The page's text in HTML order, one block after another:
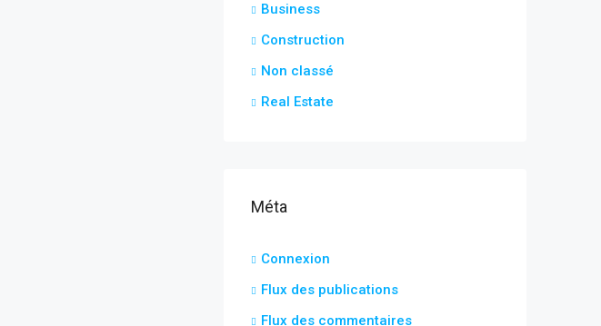
Business
Construction
Non classé
Real Estate
Méta
Connexion
Flux des publications
Flux des commentaires